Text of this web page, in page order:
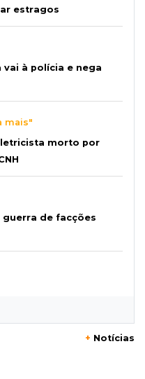
estragos
vai à polícia e nega
mais"
morto por
de facções
de cães "fake"
+ Notícias